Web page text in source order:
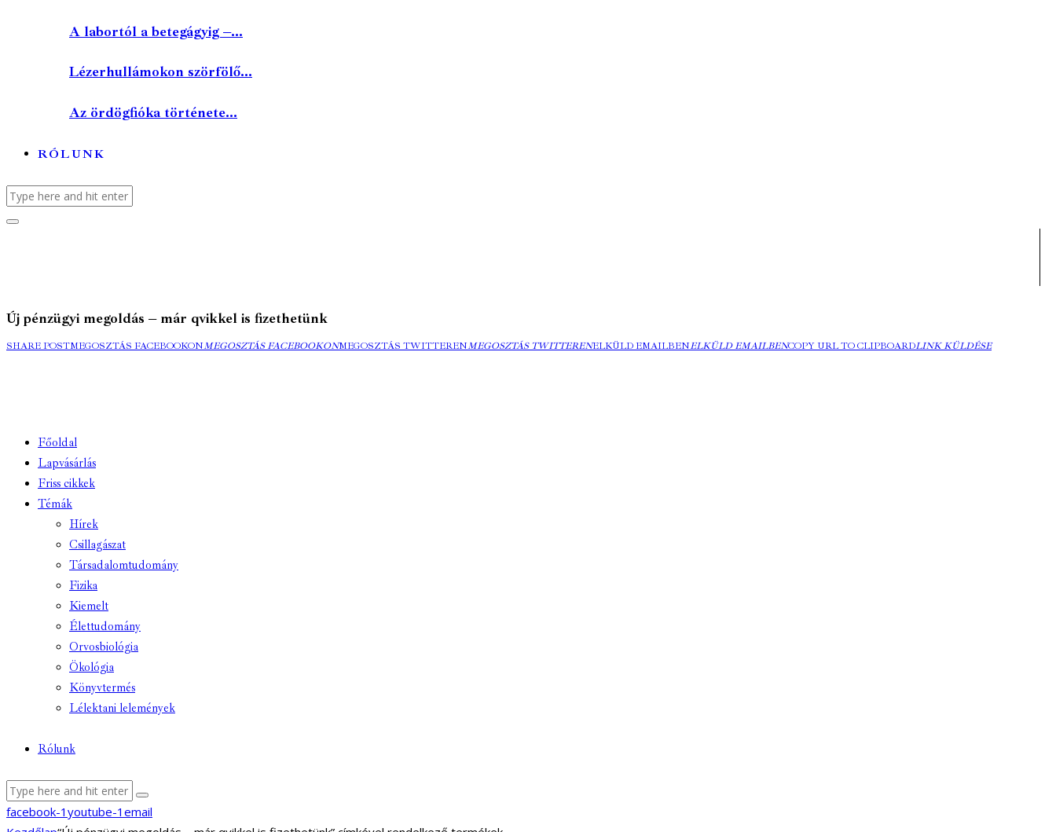
A labortól a betegágyig –...
Lézerhullámokon szörfölő...
Az ördögfióka története...
RÓLUNK
Új pénzügyi megoldás – már qvikkel is fizethetünk
SHARE POSTMEGOSZTÁS FACEBOOKONMEGOSZTÁS FACEBOOKONMEGOSZTÁS TWITTERENMEGOSZTÁS TWITTERENELKÜLD EMAILBENELKÜLD EMAILBENCOPY URL TO CLIPBOARDLINK KÜLDÉSE
Főoldal
Lapvásárlás
Friss cikkek
Témák
Hírek
Csillagászat
Társadalomtudomány
Fizika
Kiemelt
Élettudomány
Orvosbiológia
Ökológia
Könyvtermés
Lélektani lelemények
Rólunk
facebook-1 youtube-1 email